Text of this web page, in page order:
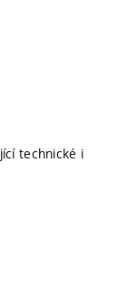
technické i